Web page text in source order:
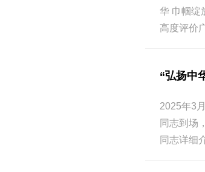
华 巾帼绽
高度评价
“弘扬中
2025年3
同志到场
同志详细